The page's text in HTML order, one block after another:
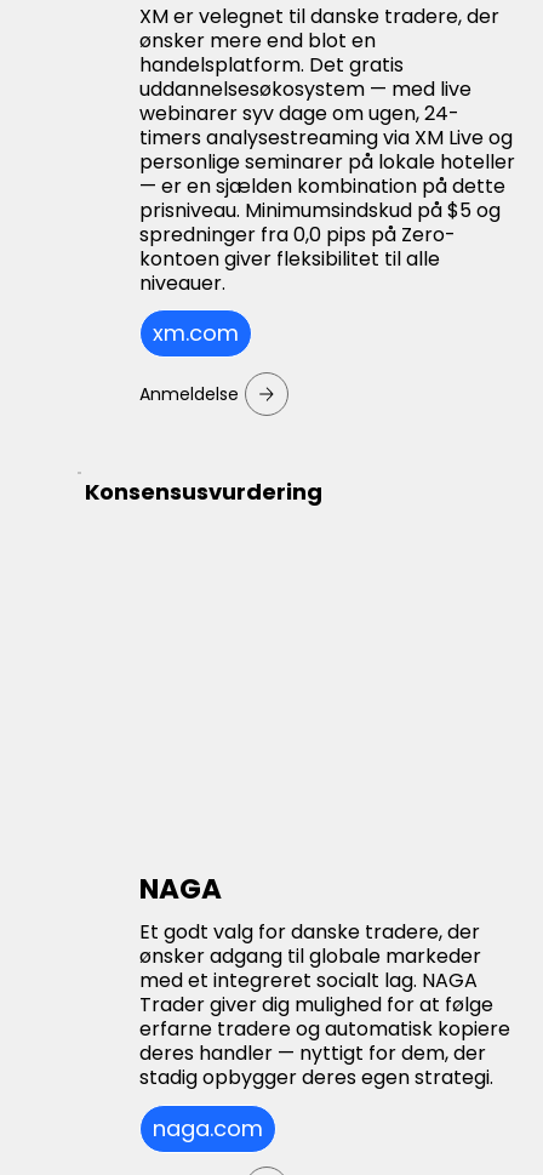
XM er velegnet til danske tradere, der
ønsker mere end blot en
handelsplatform. Det gratis
uddannelsesøkosystem — med live
webinarer syv dage om ugen, 24-
timers analysestreaming via XM Live og
personlige seminarer på lokale hoteller
— er en sjælden kombination på dette
prisniveau. Minimumsindskud på $5 og
spredninger fra 0,0 pips på Zero-
kontoen giver fleksibilitet til alle
niveauer.
xm.com
Anmeldelse
Konsensusvurdering
NAGA
Et godt valg for danske tradere, der
ønsker adgang til globale markeder
med et integreret socialt lag. NAGA
Trader giver dig mulighed for at følge
erfarne tradere og automatisk kopiere
deres handler — nyttigt for dem, der
stadig opbygger deres egen strategi.
naga.com